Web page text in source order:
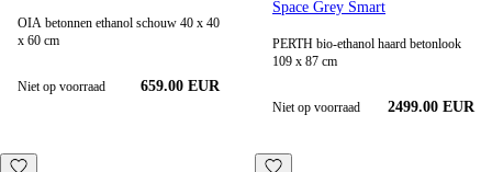
OIA betonnen ethanol schouw 40 x 40
x 60 cm
Niet op voorraad 659.00 EUR
Space Grey Smart
PERTH bio-ethanol haard betonlook
109 x 87 cm
Niet op voorraad 2499.00 EUR